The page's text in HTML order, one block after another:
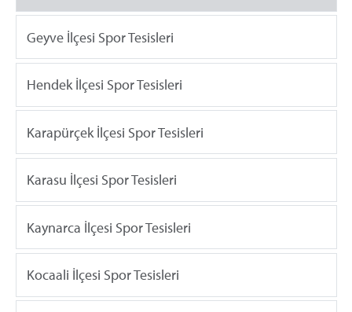
Geyve İlçesi Spor Tesisleri
Hendek İlçesi Spor Tesisleri
Karapürçek İlçesi Spor Tesisleri
Karasu İlçesi Spor Tesisleri
Kaynarca İlçesi Spor Tesisleri
Kocaali İlçesi Spor Tesisleri